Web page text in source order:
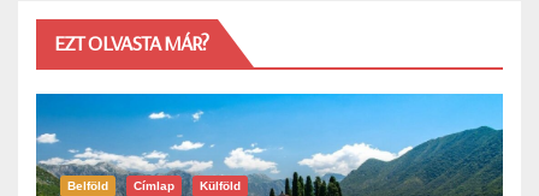
EZT OLVASTA MÁR?
Belföld Címlap Külföld